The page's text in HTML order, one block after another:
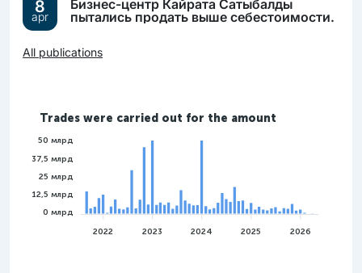
8
apr
Бизнес-центр Кайрата Сатыбалды
пытались продать выше себестоимости.
All publications
Trades were carried out for the amount
50 млрд
37,5 млрд
25 млрд
12,5 млрд
0 млрд
2022 2023 2024 2025 2026